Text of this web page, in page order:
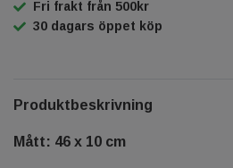
Fri frakt från 500kr
30 dagars öppet köp
Produktbeskrivning
Mått: 46 x 10 cm